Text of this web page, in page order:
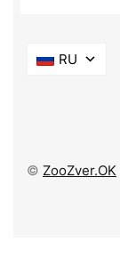
RU
© ZooZver.OK